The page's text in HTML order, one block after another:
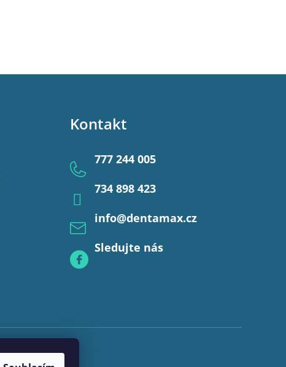
Kontakt
info@dentamax.cz
777 244 005
734 898 423
Sledujte nás